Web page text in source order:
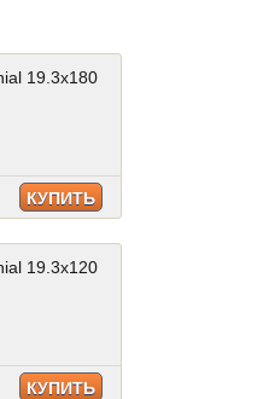
19.3x180
КУПИТЬ
19.3x120
КУПИТЬ